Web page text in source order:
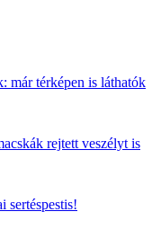
már térképen is láthatók
rejtett veszélyt is
sertéspestis!